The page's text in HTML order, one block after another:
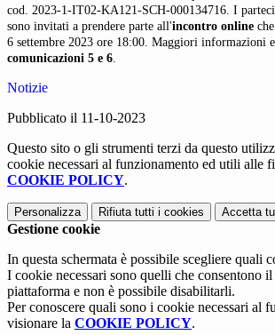
cod. 2023-1-IT02-KA121-SCH-000134716. I
sono invitati a prendere parte all'incontro online
6 settembre 2023 ore 18:00. Maggiori informazioni
comunicazioni 5 e 6.
Notizie
Pubblicato il 11-10-2023
Questo sito o gli strumenti terzi da questo
cookie necessari al funzionamento ed utili alle
COOKIE POLICY.
Personalizza Rifiuta tutti i cookies Accetta
Gestione cookie
In questa schermata è possibile scegliere quali
I cookie necessari sono quelli che consentono
piattaforma e non è possibile disabilitarli.
Per conoscere quali sono i cookie necessari al
visionare la COOKIE POLICY.